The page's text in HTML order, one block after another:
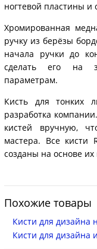
ногтевой пластины и
Хромированная
ручку из берёзы
начала ручки до
сделать его на
параметрам.
Кисть для тонких
разработка
кистей вручную,
мастера. Все кисти
созданы на основе
Похожие товары
Кисти для дизайна
Кисти для дизайна